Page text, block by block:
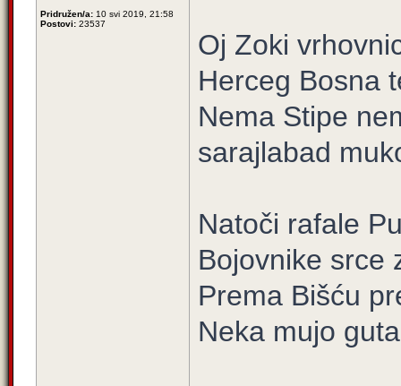
Pridružen/a: 10 svi 2019, 21:58
Postovi: 23537
Oj Zoki
Herceg Bosna
Nema Stipe
sarajlabad
Natoči rafale
Bojovnike srce
Prema Bišću
Neka mujo